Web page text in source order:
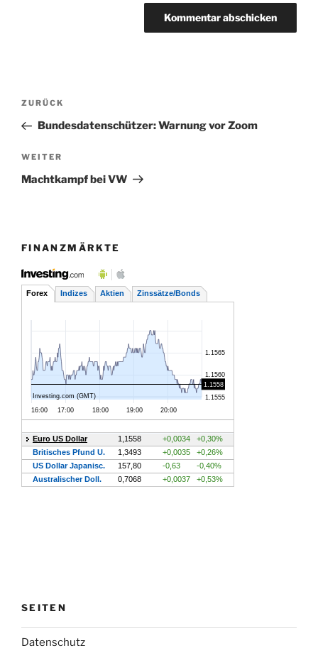
Beitragsnavigation
Vorheriger
Beitrag
ZURÜCK
Bundesdatenschützer: Warnung vor Zoom
Nächster
Beitrag
WEITER
Machtkampf bei VW
FINANZMÄRKTE
SEITEN
Datenschutz